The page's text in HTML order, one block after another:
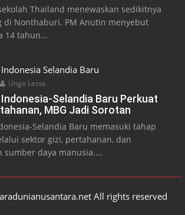
Thailand menewaskan sedikitnya
di Nonthaburi. PM Anutin menyebut
14 tahun...
Unge Lezta
Selandia Baru Perkuat
MBG Jadi Sorotan
Selandia Baru memasuki tahap
sektor gizi, pertahanan, dan
sumber daya manusia....
All rights reserved